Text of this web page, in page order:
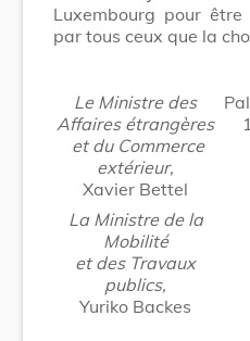
Luxembourg pour
par tous ceux que la
Le Ministre des
Affaires étrangères
et du Commerce
extérieur,
Xavier Bettel
La Ministre de la
Mobilité
et des Travaux
publics,
Yuriko Backes